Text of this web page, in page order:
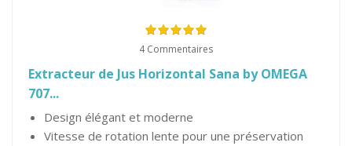
4 Commentaires
Extracteur de Jus Horizontal Sana by OMEGA
707...
Design élégant et moderne
Vitesse de rotation lente pour une préservation